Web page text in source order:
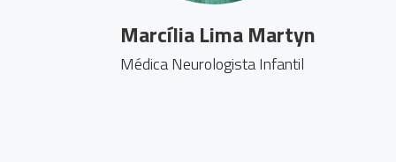
Marcília Lima Martyn
Médica Neurologista Infantil